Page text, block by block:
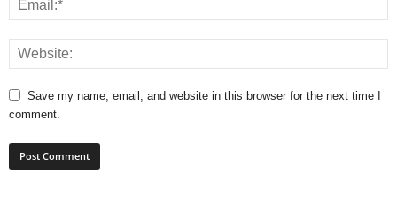
Save my name, email, and website in this browser for the next time I
comment.